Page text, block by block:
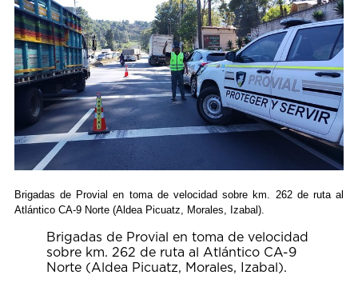
Brigadas de Provial en toma de velocidad sobre km. 262 de ruta al
Atlántico CA-9 Norte (Aldea Picuatz, Morales, Izabal).
Brigadas de Provial en toma de velocidad
sobre km. 262 de ruta al Atlántico CA-9
Norte (Aldea Picuatz, Morales, Izabal).